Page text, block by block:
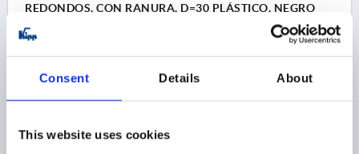
Consent Details About
This website uses cookies
REDONDOS, CON RANURA, D=30 PLÁSTICO, NEGRO
PARA RANURA=3,3
DIÁMETRO EXTERIOR=35
LONGITUD=18
L1=4
L2=13,5
L3=15
Referencia:K1967.30
2,23 $